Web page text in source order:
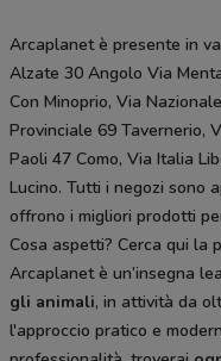
Arcaplanet è presente in
Alzate 30 Angolo Via
Con Minoprio, Via
Provinciale 69 Tavernerio,
Paoli 47 Como, Via Italia
Lucino. Tutti i negozi sono
offrono i migliori prodotti
Cosa aspetti? Cerca qui la
Arcaplanet è un’insegna
gli animali, in attività da
l'approccio pratico e